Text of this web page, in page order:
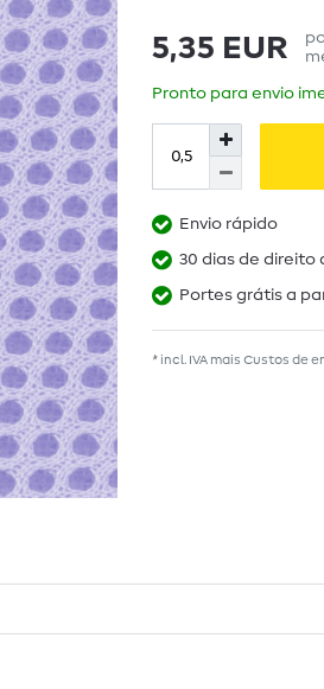
5,35 EUR
Pronto para envio
Envio rápido
30 dias de direito
Portes grátis a
* incl. IVA mais Custos de